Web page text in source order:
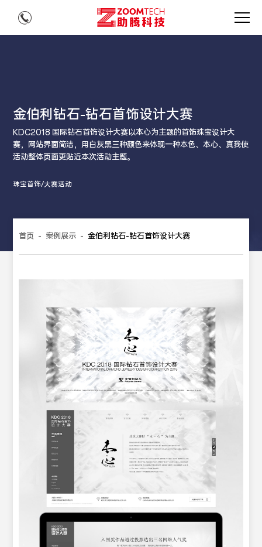
金伯利钻石-钻石首饰设计大赛
KDC2018 国际钻石首饰设计大赛以本心为主题的首饰珠宝设计大
赛，网站界面简洁，用白灰黑三种颜色来体现一种本色、本心、真我使
活动整体页面更贴近本次活动主题。
珠宝首饰/大赛活动
首页 - 案例展示 - 金伯利钻石-钻石首饰设计大赛